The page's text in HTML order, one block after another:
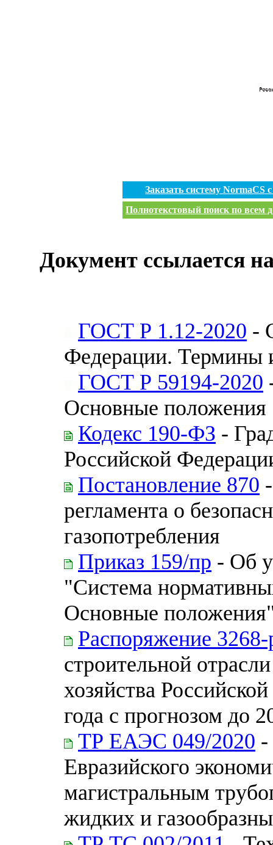
Заказать систему
Полнотекстовый поиск по всем
Документ ссылается
ГОСТ Р 1.12-2020 -
Федерации. Термины
ГОСТ Р 59194-2020
Основные положения
Кодекс 190-ФЗ -
Российской
Постановление 870
регламента о
газопотребления
Приказ 159/пр - Об
"Система
Основные
Распоряжение 3268-
строительной
хозяйства
года с прогнозом до
ТР ЕАЭС 049/2020 -
Евразийского
магистральным
жидких и